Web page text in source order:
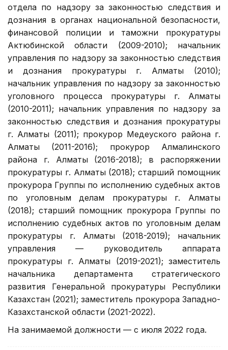
отдела по надзору за законностью следствия и
дознания в органах национальной безопасности,
финансовой полиции и таможни прокуратуры
Актюбинской области (2009-2010); начальник
управления по надзору за законностью следствия
и дознания прокуратуры г. Алматы (2010);
начальник управления по надзору за законностью
уголовного процесса прокуратуры г. Алматы
(2010-2011); начальник управления по надзору за
законностью следствия и дознания прокуратуры
г. Алматы (2011); прокурор Медеуского района г.
Алматы (2011-2016); прокурор Алмалинского
района г. Алматы (2016-2018); в распоряжении
прокуратуры г. Алматы (2018); старший помощник
прокурора Группы по исполнению судебных актов
по уголовным делам прокуратуры г. Алматы
(2018); старший помощник прокурора Группы по
исполнению судебных актов по уголовным делам
прокуратуры г. Алматы (2018-2019); начальник
управления — руководитель аппарата
прокуратуры г. Алматы (2019-2021); заместитель
начальника департамента стратегического
развития Генеральной прокуратуры Республики
Казахстан (2021); заместитель прокурора Западно-
Казахстанской области (2021-2022).
На занимаемой должности — с июля 2022 года.